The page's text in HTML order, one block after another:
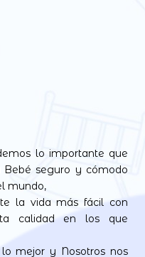
lo importante que
seguro y cómodo
mundo,
la vida más fácil con
calidad en los que
mejor y Nosotros nos